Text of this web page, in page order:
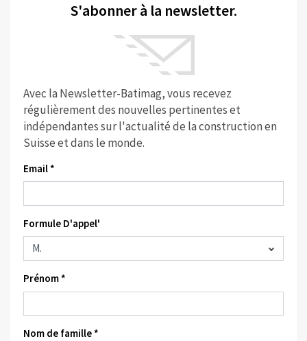
S'abonner à la newsletter.
Avec la Newsletter-Batimag, vous recevez
régulièrement des nouvelles pertinentes et
indépendantes sur l'actualité de la construction en
Suisse et dans le monde.
Email *
Formule D'appel'
Prénom *
Nom de famille *